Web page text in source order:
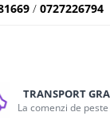
/0727226794
TRANSPORT
La comenzi de